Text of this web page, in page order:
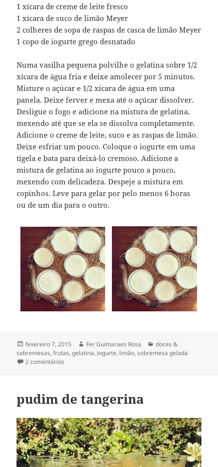
1 xícara de creme de leite fresco
1 xícara de suco de limão Meyer
2 colheres de sopa de raspas de casca de limão Meyer
1 copo de iogurte grego desnatado
Numa vasilha pequena polvilhe o gelatina sobre 1/2
xícara de água fria e deixe amolecer por 5 minutos.
Misture o açúcar e 1/2 xícara de água em uma
panela. Deixe ferver e mexa até o açúcar dissolver.
Desligue o fogo e adicione na mistura de gelatina,
mexendo até que se ela se dissolva completamente.
Adicione o creme de leite, suco e as raspas de limão.
Deixe esfriar um pouco. Coloque o iogurte em uma
tigela e bata para deixá-lo cremoso. Adicione a
mistura de gelatina ao iogurte pouco a pouco,
mexendo com delicadeza. Despeje a mistura em
copinhos. Leve para gelar por pelo menos 6 horas
ou de um dia para o outro.
Publicado
em
fevereiro 7, 2015 Autor
Fer Guimaraes Rosa Categorias
doces &
sobremesas,frutas,gelatina, iogurte, limão,sobremesa gelada
2 comentários
pudim de tangerina